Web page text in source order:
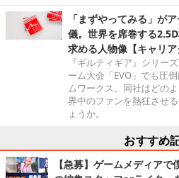
「まずやってみる」が
儀。世界を席巻する
求める人物像【キャリア
『ギルティギア』シリー
ーム大会「EVO」でも圧
ムワークス。同社はどの
界中のファンを熱狂させ
ょうか。
おすすめ
【急募】ゲームメディア